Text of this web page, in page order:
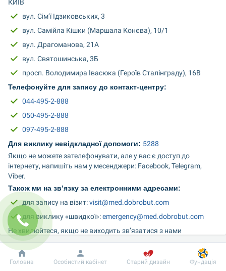
КИЇВ
вул. Сім’ї Ідзиковських, 3
вул. Самійла Кішки (Маршала Конєва), 10/1
вул. Драгоманова, 21А
вул. Святошинська, 3Б
просп. Володимира Івасюка (Героїв Сталінграду), 16В
Телефонуйте для запису до контакт-центру:
044-495-2-888
050-495-2-888
097-495-2-888
Для виклику невідкладної допомоги: 5288
Якщо не можете зателефонувати, але у вас є доступ до
інтернету, напишіть нам у месенджери: Facebook, Telegram,
Viber.
Також ми на зв’язку за електронними адресами:
для запису на візит: visit@med.dobrobut.com
для виклику «швидкої»: emergency@med.dobrobut.com
Не хвилюйтеся, якщо не виходить зв’язатися з нами
телефоном чи онлайн. Приходьте до наших клінік й ми
допоможемо записатися до лікаря або вирішити будь-яке інше
питання.
Добробут Інформація Пацієнту
Головна Особистий кабінет Старий дизайн Фундація